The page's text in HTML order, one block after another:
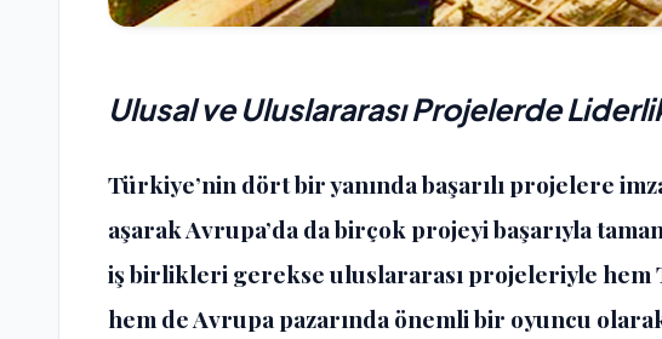
Ulusal ve Uluslararası Projelerde
Türkiye’nin dört bir yanında başarılı projelere
aşarak Avrupa’da da birçok projeyi başarıyla
iş birlikleri gerekse uluslararası projeleriyle
hem de Avrupa pazarında önemli bir oyuncu